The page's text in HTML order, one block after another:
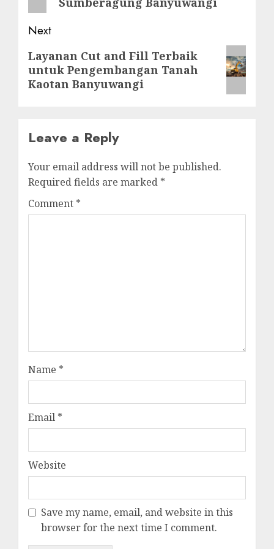
Next
Next
post:
Layanan Cut and Fill Terbaik
untuk Pengembangan Tanah
Kaotan Banyuwangi
Leave a Reply
Your email address will not be published.
Required fields are marked *
Comment *
Name *
Email *
Website
Save my name, email, and website in this
browser for the next time I comment.